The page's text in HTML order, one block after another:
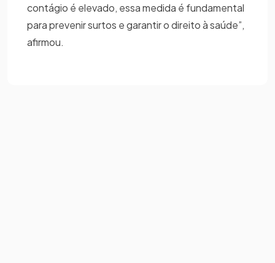
contágio é elevado, essa medida é fundamental
para prevenir surtos e garantir o direito à saúde”,
afirmou.